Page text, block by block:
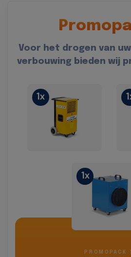
Voor het drogen van
verbouwing bieden wij
1x
1x
PROMOPACK 1